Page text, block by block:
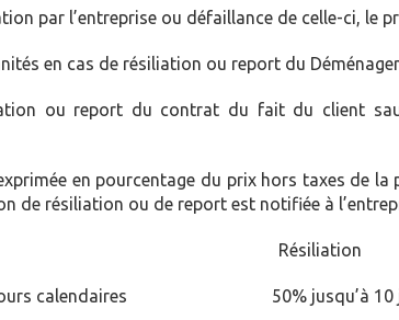
par l’entreprise ou défaillance de celle-ci, le
en cas de résiliation ou report du
ou report du contrat du fait du client
en pourcentage du prix hors taxes de
de résiliation ou de report est notifiée à
Résiliation
jours calendaires 50% jusqu’à 10